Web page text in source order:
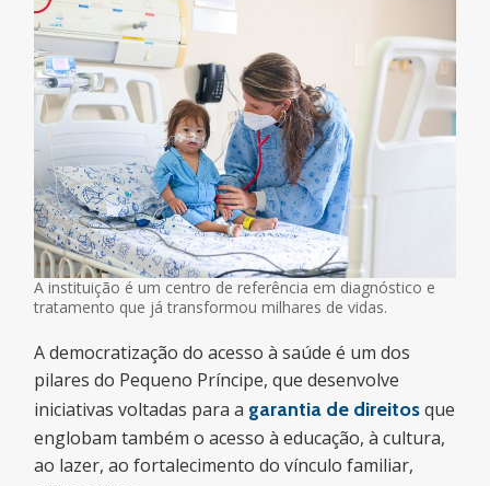
A instituição é um centro de referência em diagnóstico e
tratamento que já transformou milhares de vidas.
A democratização do acesso à saúde é um dos
pilares do Pequeno Príncipe, que desenvolve
iniciativas voltadas para a garantia de direitosque
englobam também o acesso à educação, à cultura,
ao lazer, ao fortalecimento do vínculo familiar,